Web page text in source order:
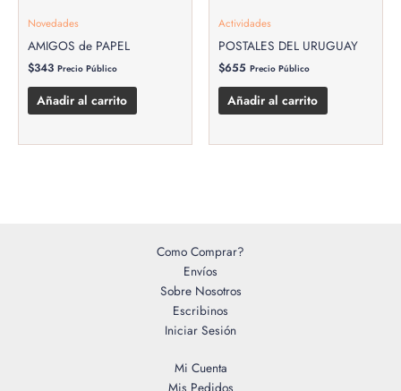
Novedades
AMIGOS de PAPEL
$343 Precio Público
Añadir al carrito
Actividades
POSTALES DEL URUGUAY
$655 Precio Público
Añadir al carrito
Como Comprar?
Envíos
Sobre Nosotros
Escribinos
Iniciar Sesión
Mi Cuenta